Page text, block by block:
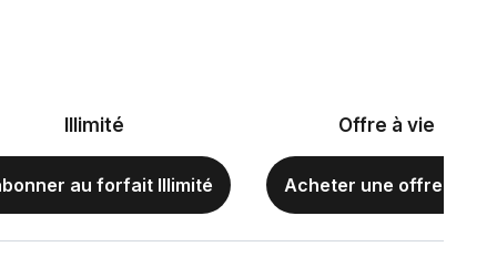
Illimité
au forfait Illimité
Offre à vie
Acheter une offre à vie